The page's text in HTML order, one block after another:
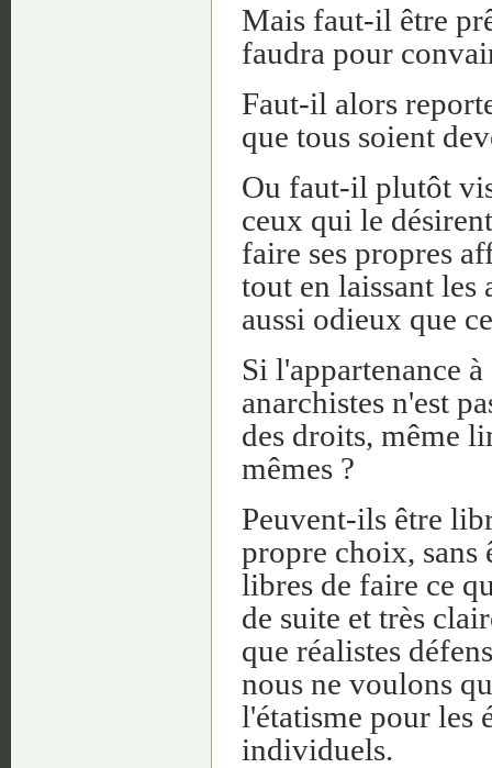
Mais faut-il être
faudra pour
Faut-il alors
que tous soient
Ou faut-il plutôt
ceux qui le
faire ses propres
tout en laissant les
aussi odieux que
Si l'appartenance
anarchistes n'est
des droits, même
mêmes ?
Peuvent-ils être
propre choix, sans
libres de faire ce
de suite et très
que réalistes
nous ne voulons
l'étatisme pour les
individuels.